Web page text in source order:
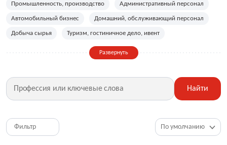
Промышленность, производство Административный персонал
Автомобильный бизнес Домашний, обслуживающий персонал
Добыча сырья Туризм, гостиничное дело, ивент
Дизайн, искусство, ивент
Фитнес, красота, спорт Страхование
Медицина, фармацевтика Маркетинг, PR, реклама
HR, управление персоналом
Топ менеджмент, руководители
Развернуть
Найти
Фильтр